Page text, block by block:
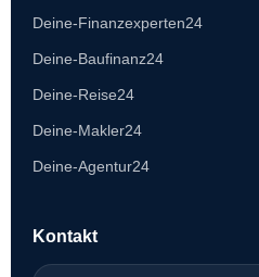
Deine-Finanzexperten24
Deine-Baufinanz24
Deine-Reise24
Deine-Makler24
Deine-Agentur24
Kontakt